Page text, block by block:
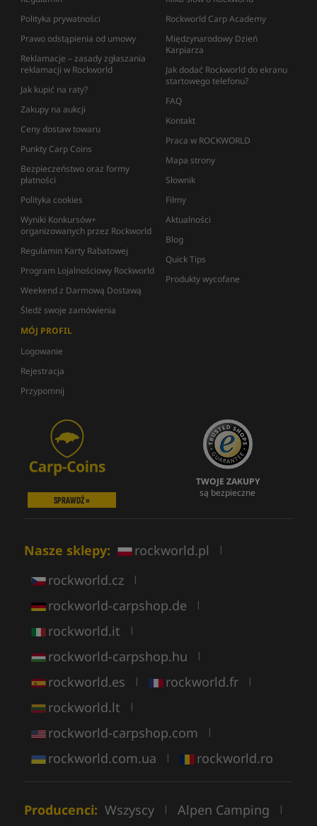
Polityka prywatności
Prawo odstąpienia od umowy
Reklamacje – zasady zgłaszania
reklamacji w Rockworld
Jak kupić na raty?
Zakupy na aukcji
Ceny dostaw towaru
Punkty Carp Coins
Bezpieczeństwo oraz formy
płatności
Polityka cookies
Wyniki Konkursów+
organizowanych przez Rockworld
Regulamin Karty Rabatowej
Program Lojalnościowy Rockworld
Weekend z Darmową Dostawą
Śledź swoje zamówienia
Rockworld Carp Academy
Międzynarodowy Dzień
Karpiarza
Jak dodać Rockworld do ekranu
startowego telefonu?
FAQ
Kontakt
Praca w ROCKWORLD
Mapa strony
Słownik
Filmy
Aktualności
Blog
Quick Tips
Produkty wycofane
MÓJ PROFIL
Logowanie
Rejestracja
Przypomnij
SPRAWDŹ »
TWOJE ZAKUPY
są bezpieczne
Nasze sklepy: rockworld.pl |
rockworld.cz |
rockworld-carpshop.de |
rockworld.it |
rockworld-carpshop.hu |
rockworld.es | rockworld.fr |
rockworld.lt |
rockworld-carpshop.com |
rockworld.com.ua | rockworld.ro
Producenci: Wszyscy | Alpen Camping |